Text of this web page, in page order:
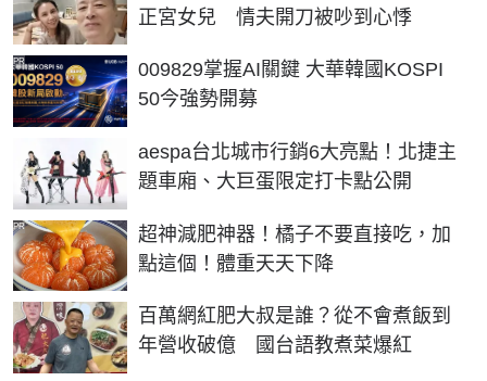
正宮女兒 情夫開刀被吵到心悸
009829掌握AI關鍵 大華韓國KOSPI
50今強勢開募
PR
aespa台北城市行銷6大亮點！北捷主
題車廂、大巨蛋限定打卡點公開
超神減肥神器！橘子不要直接吃，加
點這個！體重天天下降
PR
百萬網紅肥大叔是誰？從不會煮飯到
年營收破億 國台語教煮菜爆紅